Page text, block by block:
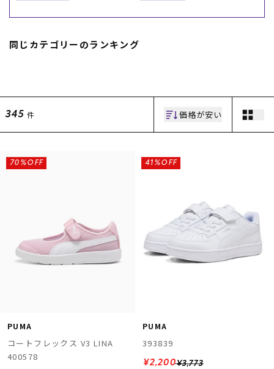
覧
ニュース
ムラサキスポーツ 公式アプリ
同じカテゴリーのランキング
345 件 価格が安い
PUMA
コートフレックス V3 LINA
400578
70%OFF
PUMA
393839
¥3,773
41%OFF
¥2,200